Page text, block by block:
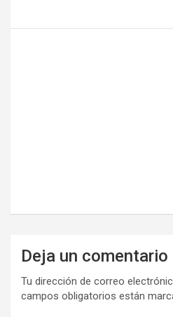
Deja un comentario
Tu dirección de correo
campos obligatorios están